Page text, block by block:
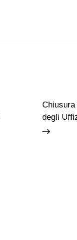
degli